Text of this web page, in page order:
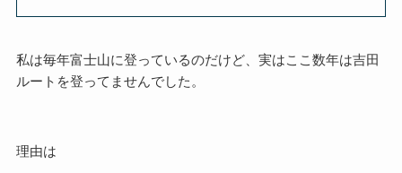
私は毎年富士山に登っているのだけど、実はここ数年は吉田
ルートを登ってませんでした。
理由は